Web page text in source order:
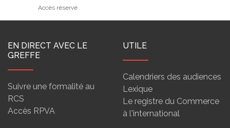
Accès réservé
EN DIRECT AVEC LE
GREFFE
Suivre une formalité au
RCS
Accès RPVA
UTILE
Calendriers des audiences
Lexique
Le registre du Commerce
à l'international